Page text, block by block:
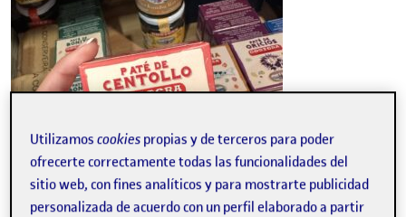
Utilizamoscookies propias y de terceros para poder
ofrecerte correctamente todas las funcionalidades del
sitio web, con fines analíticos y para mostrarte publicidad
personalizada de acuerdo con un perfil elaborado a partir